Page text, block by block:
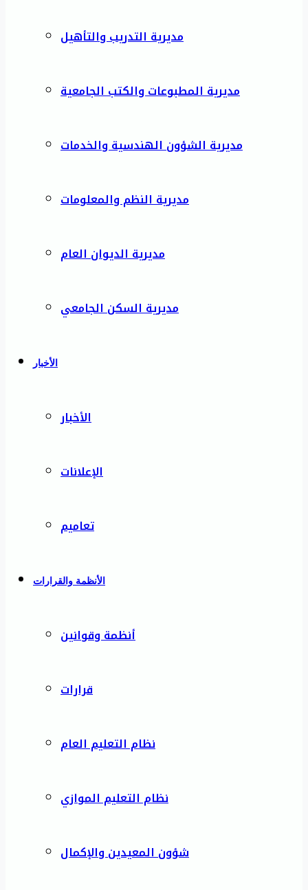
مديرية التدريب والتأهيل
مديرية المطبوعات والكتب الجامعية
مديرية الشؤون الهندسية والخدمات
مديرية النظم والمعلومات
مديرية الديوان العام
مديرية السكن الجامعي
الأخبار
الأخبار
الإعلانات
تعاميم
الأنظمة والقرارات
أنظمة وقوانين
قرارات
نظام التعليم العام
نظام التعليم الموازي
شؤون المعيدين والإكمال